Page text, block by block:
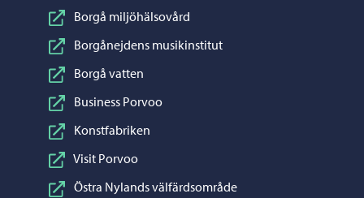
Borgå miljöhälsovård
Borgånejdens musikinstitut
Borgå vatten
Business Porvoo
Konstfabriken
Visit Porvoo
Östra Nylands välfärdsområde